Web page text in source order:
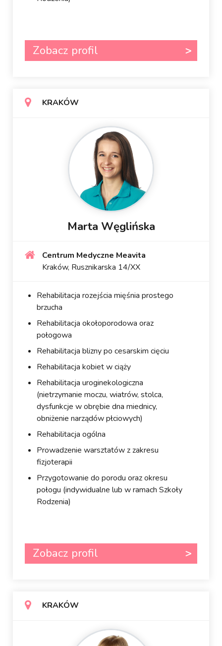
Zobacz profil
KRAKÓW
Marta Węglińska
Centrum Medyczne Meavita
Kraków, Rusznikarska 14/XX
Rehabilitacja rozejścia mięśnia prostego
brzucha
Rehabilitacja okołoporodowa oraz
połogowa
Rehabilitacja blizny po cesarskim cięciu
Rehabilitacja kobiet w ciąży
Rehabilitacja uroginekologiczna
(nietrzymanie moczu, wiatrów, stolca,
dysfunkcje w obrębie dna miednicy,
obniżenie narządów płciowych)
Rehabilitacja ogólna
Prowadzenie warsztatów z zakresu
fizjoterapii
Przygotowanie do porodu oraz okresu
połogu (indywidualne lub w ramach Szkoły
Rodzenia)
Zobacz profil
KRAKÓW